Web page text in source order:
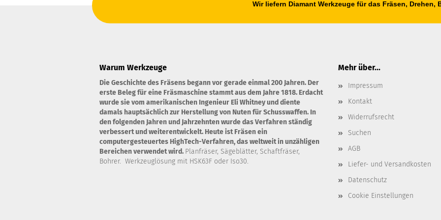
Wir liefern Diamant Werkzeuge für das Fräsen, Drehen,
Warum Werkzeuge
Die Geschichte des Fräsens begann vor gerade einmal 200 Jahren. Der
erste Beleg für eine Fräsmaschine stammt aus dem Jahre 1818. Erdacht
wurde sie vom amerikanischen Ingenieur Eli Whitney und diente
damals hauptsächlich zur Herstellung von Nuten für Schusswaffen. In
den folgenden Jahren und Jahrzehnten wurde das Verfahren ständig
verbessert und weiterentwickelt. Heute ist Fräsen ein
computergesteuertes HighTech-Verfahren, das weltweit in unzähligen
Bereichen verwendet wird. Planfräser, Sägeblätter, Schaftfräser,
Bohrer. Werkzeuglösung mit HSK63F oder Iso30.
Mehr über...
Impressum
Kontakt
Widerrufsrecht
Suchen
AGB
Liefer- und Versandkosten
Datenschutz
Cookie Einstellungen